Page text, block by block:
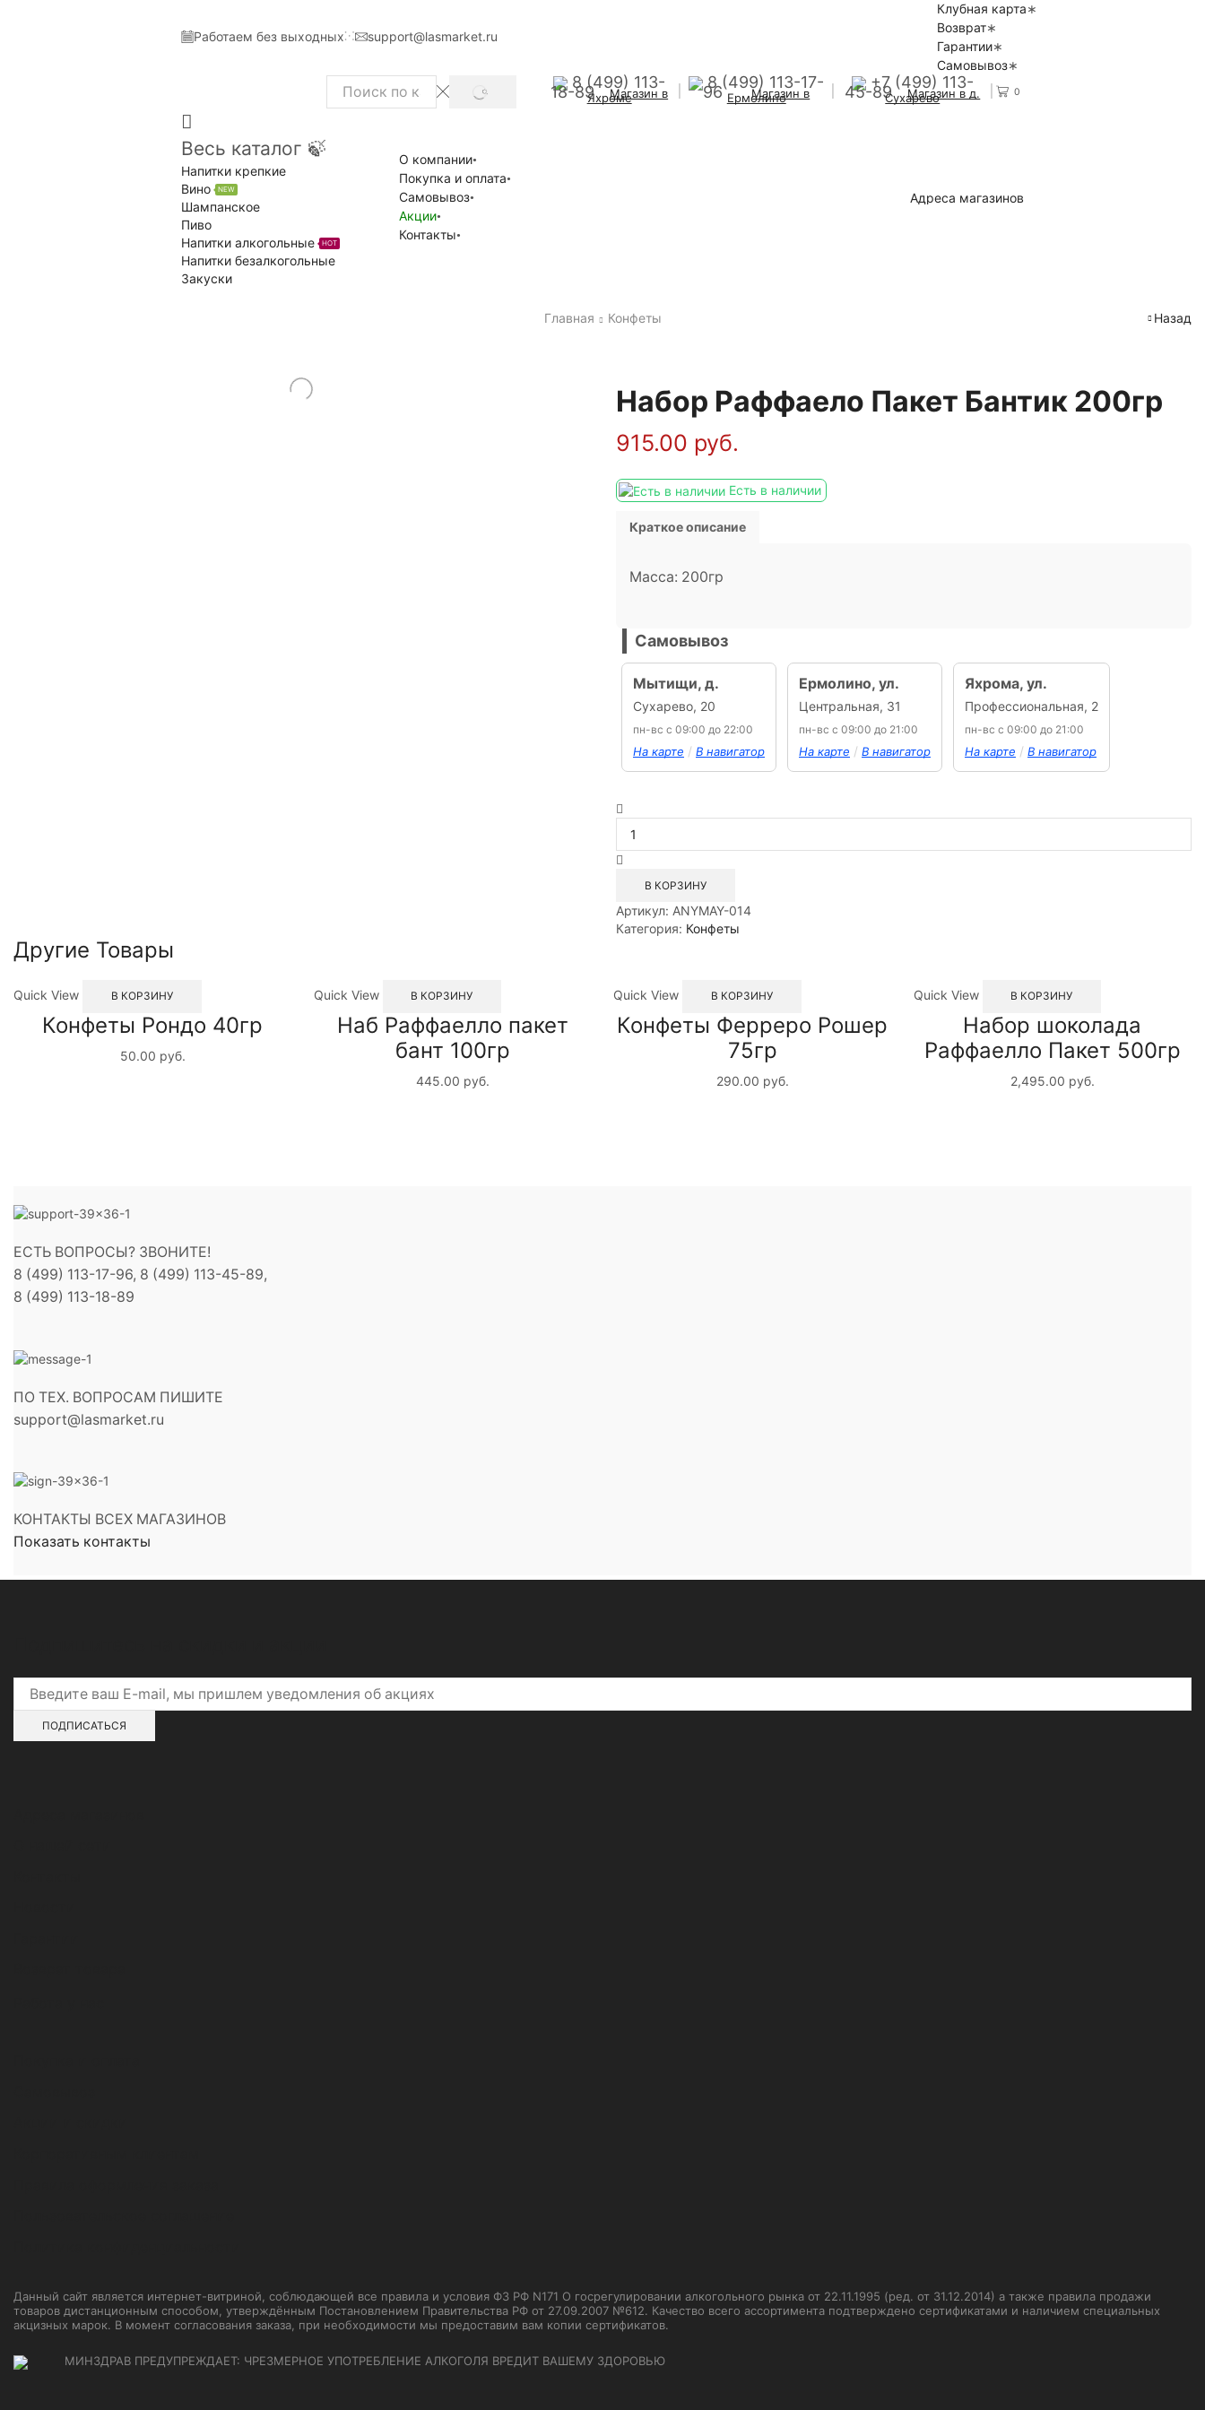
Работаем без выходных support@lasmarket.ru
Клубная карта
Возврат
Гарантии
Самовывоз
Search
SEARCH
8 (499) 113-
18-89 Магазин в
Яхроме
8 (499) 113-17-
96 Магазин в
Ермолино
+7 (499) 113-
45-89 Магазин в д.
Сухарево 0
Весь каталог 🍃
Напитки крепкие
Вино
NEW
Шампанское
Пиво
Напитки алкогольные
HOT
Напитки безалкогольные
Закуски
О компании
Покупка и оплата
Самовывоз
Акции
Контакты
Адреса магазинов
Главная Конфеты Назад
Набор Раффаело Пакет Бантик 200гр
915.00 руб.
Есть в наличии
Краткое описание
Масса: 200гр
Самовывоз
Мытищи, д.
Сухарево, 20
пн-вс с 09:00 до 22:00
На карте / В навигатор
Ермолино, ул.
Центральная, 31
пн-вс с 09:00 до 21:00
На карте / В навигатор
Яхрома, ул.
Профессиональная, 2
пн-вс с 09:00 до 21:00
На карте / В навигатор
товара
Набор
Пакет
200гр
В КОРЗИНУ
Артикул: ANYMAY-014
Категория: Конфеты
Другие Товары
Quick View В КОРЗИНУ
Конфеты Рондо 40гр
50.00 руб.
Quick View В КОРЗИНУ
Наб Раффаелло пакет
бант 100гр
445.00 руб.
Quick View В КОРЗИНУ
Конфеты Ферреро Рошер
75гр
290.00 руб.
Quick View В КОРЗИНУ
Набор шоколада
Раффаелло Пакет 500гр
2,495.00 руб.
ЕСТЬ ВОПРОСЫ? ЗВОНИТЕ!
8 (499) 113-17-96, 8 (499) 113-45-89,
8 (499) 113-18-89
ПО ТЕХ. ВОПРОСАМ ПИШИТЕ
support@lasmarket.ru
КОНТАКТЫ ВСЕХ МАГАЗИНОВ
Показать контакты
Данный сайт является интернет-витриной, соблюдающей все правила и условия ФЗ РФ N171 О госрегулировании алкогольного рынка от 22.11.1995 (ред. от 31.12.2014) а также правила продажи
товаров дистанционным способом, утверждённым Постановлением Правительства РФ от 27.09.2007 №612. Качество всего ассортимента подтверждено сертификатами и наличием специальных
акцизных марок. В момент согласования заказа, при необходимости мы предоставим вам копии сертификатов.
МИНЗДРАВ ПРЕДУПРЕЖДАЕТ: ЧРЕЗМЕРНОЕ УПОТРЕБЛЕНИЕ АЛКОГОЛЯ ВРЕДИТ ВАШЕМУ ЗДОРОВЬЮ